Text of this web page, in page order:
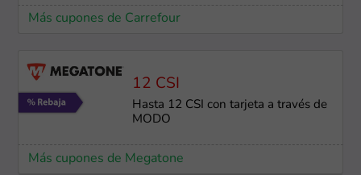
Más cupones de Carrefour
12 CSI
Hasta 12 CSI con tarjeta a través de
MODO
Más cupones de Megatone